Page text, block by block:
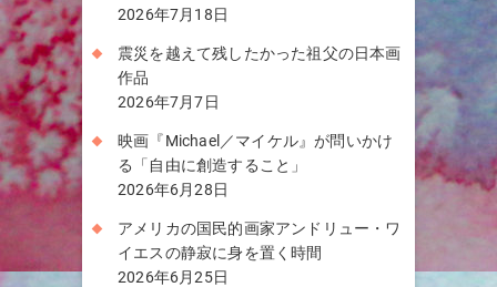
2026年7月18日
震災を越えて残したかった祖父の日本画
作品
2026年7月7日
映画『Michael／マイケル』が問いかけ
る「自由に創造すること」
2026年6月28日
アメリカの国民的画家アンドリュー・ワ
イエスの静寂に身を置く時間
2026年6月25日